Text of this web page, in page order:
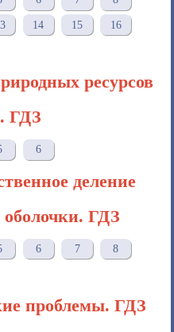
14 15 16
ресурсов
ГДЗ
6
деление
оболочки. ГДЗ
6 7 8
проблемы. ГДЗ